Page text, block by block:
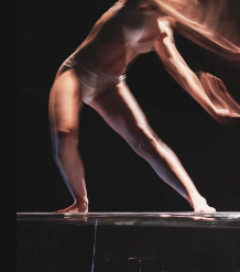
L'accueil d'artistes en
travail dédié :
+